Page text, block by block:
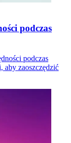
podczas
podczas
aby zaoszczędzić